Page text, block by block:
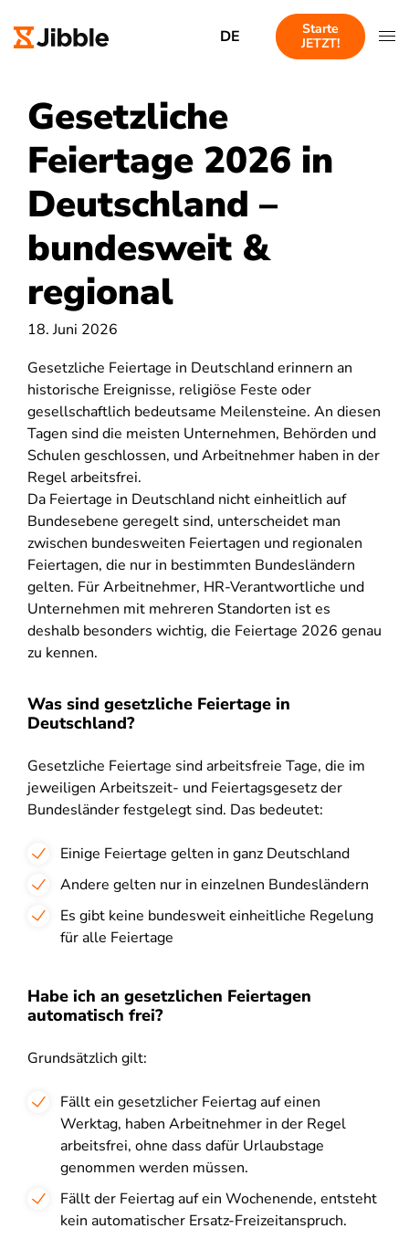
DE
Starte
JETZT!
Gesetzliche
Feiertage 2026 in
Deutschland –
bundesweit &
regional
18. Juni 2026
Gesetzliche Feiertage in Deutschland erinnern an
historische Ereignisse, religiöse Feste oder
gesellschaftlich bedeutsame Meilensteine. An diesen
Tagen sind die meisten Unternehmen, Behörden und
Schulen geschlossen, und Arbeitnehmer haben in der
Regel arbeitsfrei.
Da Feiertage in Deutschland nicht einheitlich auf
Bundesebene geregelt sind, unterscheidet man
zwischen bundesweiten Feiertagen und regionalen
Feiertagen, die nur in bestimmten Bundesländern
gelten. Für Arbeitnehmer, HR-Verantwortliche und
Unternehmen mit mehreren Standorten ist es
deshalb besonders wichtig, die Feiertage 2026 genau
zu kennen.
Was sind gesetzliche Feiertage in
Deutschland?
Gesetzliche Feiertage sind arbeitsfreie Tage, die im
jeweiligen Arbeitszeit- und Feiertagsgesetz der
Bundesländer festgelegt sind. Das bedeutet:
Einige Feiertage gelten in ganz Deutschland
Andere gelten nur in einzelnen Bundesländern
Es gibt keine bundesweit einheitliche Regelung
für alle Feiertage
Habe ich an gesetzlichen Feiertagen
automatisch frei?
Grundsätzlich gilt:
Fällt ein gesetzlicher Feiertag auf einen
Werktag, haben Arbeitnehmer in der Regel
arbeitsfrei, ohne dass dafür Urlaubstage
genommen werden müssen.
Fällt der Feiertag auf ein Wochenende, entsteht
kein automatischer Ersatz-Freizeitanspruch.